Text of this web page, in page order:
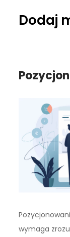
Dodaj
wymaga